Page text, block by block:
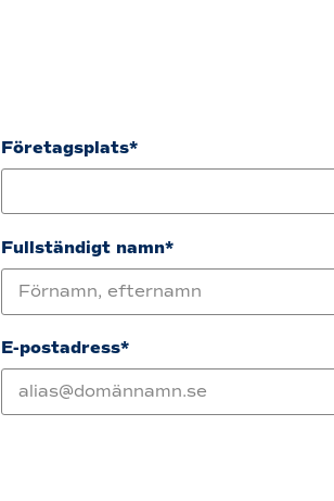
Företagsplats*
Fullständigt namn*
E-postadress*